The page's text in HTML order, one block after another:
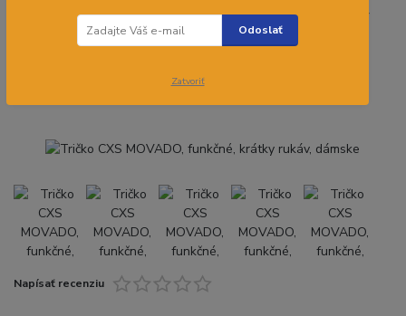
Tričko CXS MOVADO, funkčné, krátky
rukáv, dámske
Napísať recenziu
Odoslať
Zatvoriť